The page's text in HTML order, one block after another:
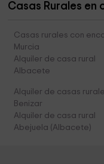
Casas Rurales en
Casas rurales con
Murcia
Alquiler de casa rural
Albacete
Alquiler de casas
Benizar
Alquiler de casa rural
Abejuela (Albacete)